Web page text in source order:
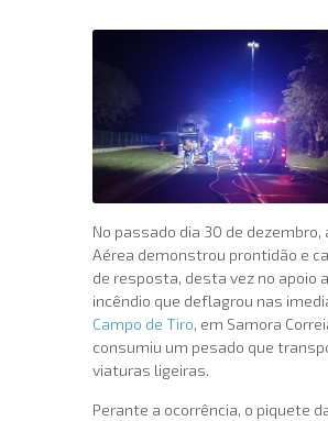
No passado dia 30 de dezembro,
Aérea demonstrou prontidão e
de resposta, desta vez no apoio
incêndio que deflagrou nas
Campo de Tiro, em Samora
consumiu um pesado que
viaturas ligeiras.
Perante a ocorrência, o piquete